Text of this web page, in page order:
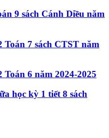
9 sách Cánh Diều năm
7 sách CTST năm
6 năm 2024-2025
học kỳ 1 tiết 8 sách